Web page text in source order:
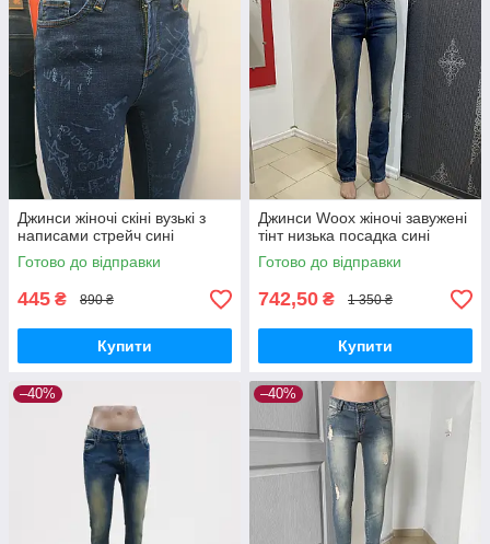
Джинси жіночі скіні вузькі з
написами стрейч сині
Готово до відправки
445 ₴ 890 ₴
Купити
Джинси Woox жіночі завужені
тінт низька посадка сині
Готово до відправки
742,50 ₴ 1 350 ₴
Купити
–40% –40%